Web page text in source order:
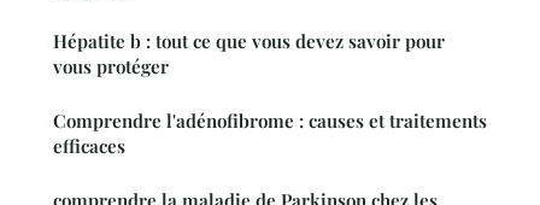
Hépatite b : tout ce que vous devez savoir pour
vous protéger
Comprendre l'adénofibrome : causes et traitements
efficaces
comprendre la maladie de Parkinson chez les